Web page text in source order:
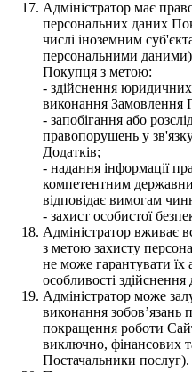
Адміністратор має
персональних даних
числі іноземним
персональними
Покупця з метою:
- здійснення
виконання Замовлення
- запобігання або
правопорушень у
Додатків;
- надання інформації
компетентним
відповідає вимогам
- захист особистої
Адміністратор вживає
з метою захисту
не може гарантувати
особливості здійснення
Адміністратор може
виконання
покращення роботи
виключно, фінансових
Постачальники послуг).